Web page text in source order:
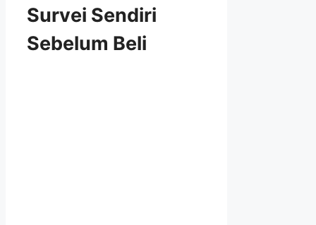
Survei Sendiri
Sebelum Beli